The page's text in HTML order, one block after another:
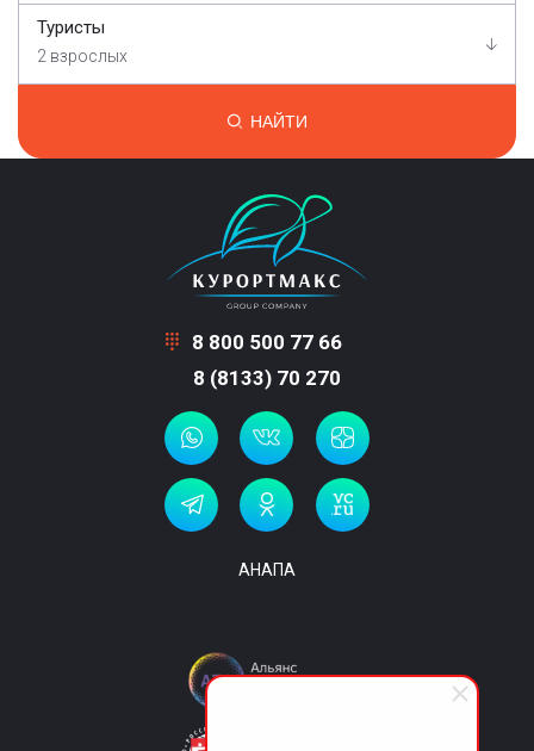
Туристы
2 взрослых
НАЙТИ
8 800 500 77 66
8 (8133) 70 270
АНАПА